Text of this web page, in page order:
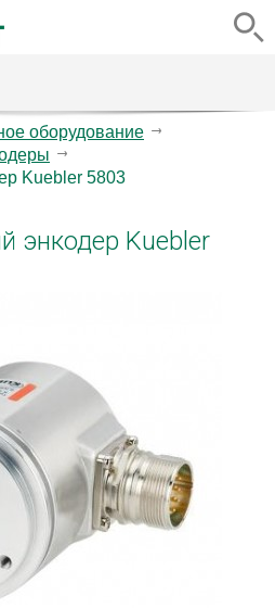
оборудование
Kuebler 5803
энкодер Kuebler